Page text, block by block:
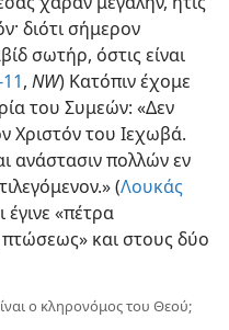
διότι σήμερον
σωτήρ, όστις είναι
, NW) Κατόπιν έχομε
του Συμεών: «Δεν
Χριστόν του Ιεχωβά.
ανάστασιν πολλών εν
(Λουκάς
έγινε «πέτρα
και στους δύο
ο κληρονόμος του Θεού;